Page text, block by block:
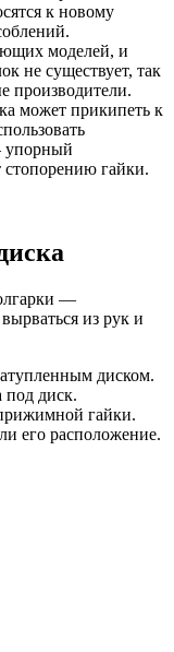
к новому
моделей, и
не существует, так
производители.
может прикипеть к
упорный
гайки.
—
из рук и
диском.
под диск.
гайки.
его расположение.